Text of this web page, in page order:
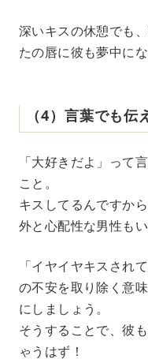
深いキスの休憩でも
たの唇に彼も夢中に
（4）言葉でも伝
「大好きだよ」って
こと。
キスしてるんですか
外と心配性な男性も
「イヤイヤキスされ
の不安を取り除く意
にしましょう。
そうすることで、彼
ゃうはず！